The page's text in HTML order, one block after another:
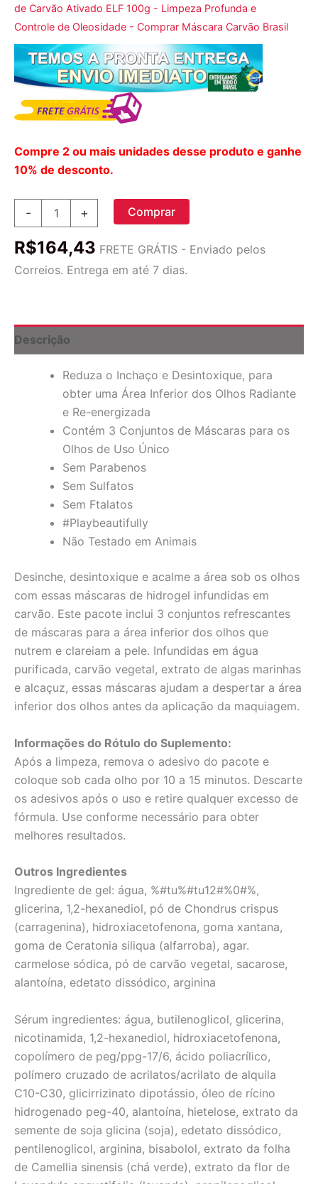
de Carvão Ativado ELF 100g - Limpeza Profunda e
Controle de Oleosidade - Comprar Máscara Carvão Brasil
Compre 2 ou mais unidades desse produto e ganhe
10% de desconto.
-
a
Inferior
Hidrogel
e
Conjunto
quantidade
+ Comprar
R$164,43 FRETE GRÁTIS - Enviado pelos
Correios. Entrega em até 7 dias.
Descrição
Reduza o Inchaço e Desintoxique, para
obter uma Área Inferior dos Olhos Radiante
e Re-energizada
Contém 3 Conjuntos de Máscaras para os
Olhos de Uso Único
Sem Parabenos
Sem Sulfatos
Sem Ftalatos
#Playbeautifully
Não Testado em Animais
Desinche, desintoxique e acalme a área sob os olhos
com essas máscaras de hidrogel infundidas em
carvão. Este pacote inclui 3 conjuntos refrescantes
de máscaras para a área inferior dos olhos que
nutrem e clareiam a pele. Infundidas em água
purificada, carvão vegetal, extrato de algas marinhas
e alcaçuz, essas máscaras ajudam a despertar a área
inferior dos olhos antes da aplicação da maquiagem.
Informações do Rótulo do Suplemento:
Após a limpeza, remova o adesivo do pacote e
coloque sob cada olho por 10 a 15 minutos. Descarte
os adesivos após o uso e retire qualquer excesso de
fórmula. Use conforme necessário para obter
melhores resultados.
Outros Ingredientes
Ingrediente de gel: água, %#tu%#tu12#%0#%,
glicerina, 1,2-hexanediol, pó de Chondrus crispus
(carragenina), hidroxiacetofenona, goma xantana,
goma de Ceratonia siliqua (alfarroba), agar.
carmelose sódica, pó de carvão vegetal, sacarose,
alantoína, edetato dissódico, arginina
Sérum ingredientes: água, butilenoglicol, glicerina,
nicotinamida, 1,2-hexanediol, hidroxiacetofenona,
copolímero de peg/ppg-17/6, ácido poliacrílico,
polímero cruzado de acrilatos/acrilato de alquila
C10-C30, glicirrizinato dipotássio, óleo de rícino
hidrogenado peg-40, alantoína, hietelose, extrato da
semente de soja glicina (soja), edetato dissódico,
pentilenoglicol, arginina, bisabolol, extrato da folha
de Camellia sinensis (chá verde), extrato da flor de